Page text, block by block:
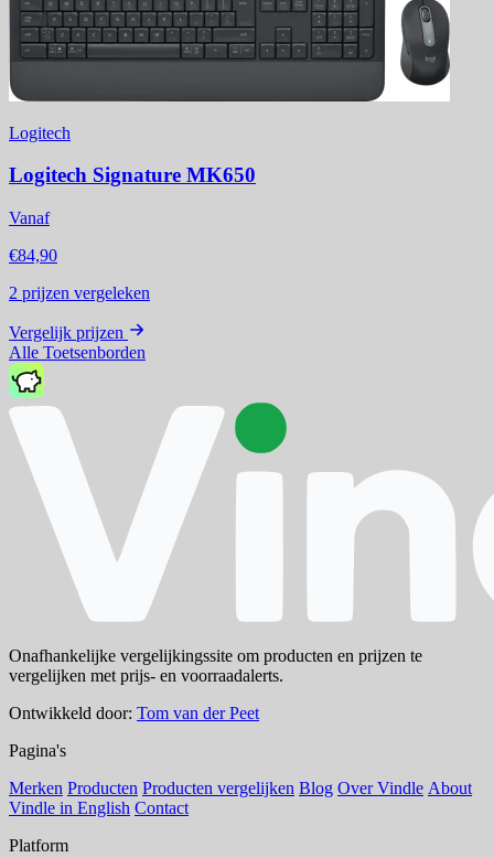
Logitech
Logitech Signature MK650
Vanaf
€84,90
2 prijzen vergeleken
Vergelijk prijzen
Alle Toetsenborden
Onafhankelijke vergelijkingssite om producten en prijzen te
vergelijken met prijs- en voorraadalerts.
Ontwikkeld door: Tom van der Peet
Pagina's
Merken Producten Producten vergelijken Blog Over Vindle About
Vindle in English Contact
Platform